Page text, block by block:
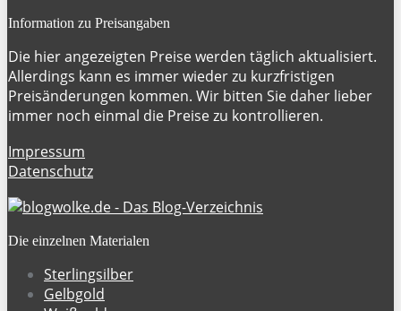
Information zu Preisangaben
Die hier angezeigten Preise werden täglich aktualisiert.
Allerdings kann es immer wieder zu kurzfristigen
Preisänderungen kommen. Wir bitten Sie daher lieber
immer noch einmal die Preise zu kontrollieren.
Impressum
Datenschutz
Die einzelnen Materialen
Sterlingsilber
Gelbgold